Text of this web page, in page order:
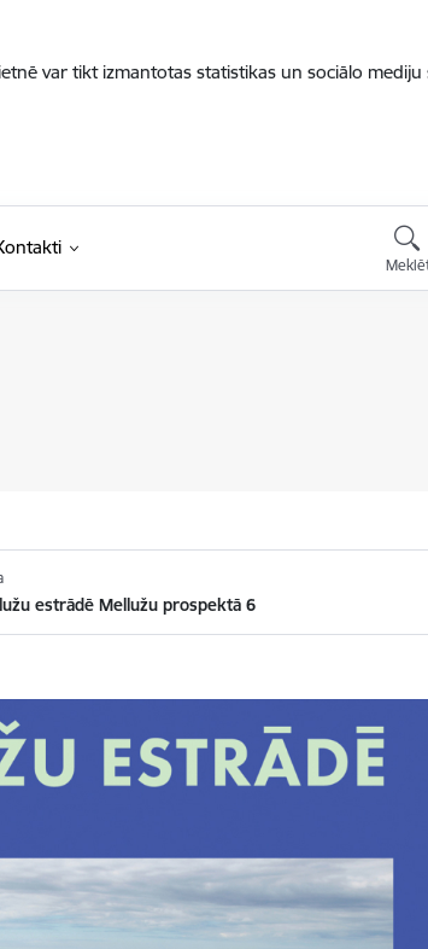
var tikt izmantotas statistikas un sociālo mediju
estrādē Mellužu prospektā 6